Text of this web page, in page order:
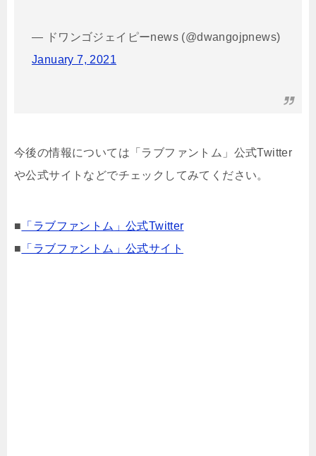
— ドワンゴジェイピーnews (@dwangojpnews)
January 7, 2021
今後の情報については「ラブファントム」公式Twitter
や公式サイトなどでチェックしてみてください。
■ 「ラブファントム」公式Twitter
■ 「ラブファントム」公式サイト